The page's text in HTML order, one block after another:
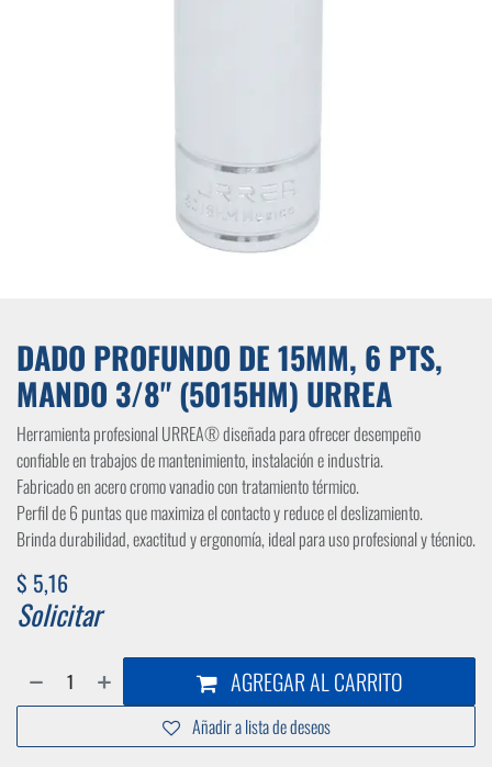
DADO PROFUNDO DE 15MM, 6 PTS,
MANDO 3/8" (5015HM) URREA
Herramienta profesional URREA® diseñada para ofrecer desempeño
confiable en trabajos de mantenimiento, instalación e industria.
Fabricado en acero cromo vanadio con tratamiento térmico.
Perfil de 6 puntas que maximiza el contacto y reduce el deslizamiento.
Brinda durabilidad, exactitud y ergonomía, ideal para uso profesional y técnico.
$ 5,16
Solicitar
AGREGAR AL CARRITO
Añadir a lista de deseos